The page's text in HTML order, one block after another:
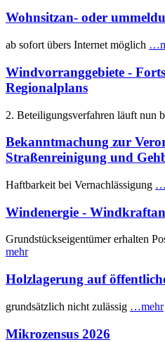
Wohnsitzan- oder
ab sofort übers Internet möglich
Windvorranggebiete -
Regionalplans
2. Beteiligungsverfahren läuft nun
Bekanntmachung zur
Straßenreinigung und
Haftbarkeit bei Vernachlässigung
Windenergie -
Grundstückseigentümer erhalten
mehr
Holzlagerung auf
grundsätzlich nicht zulässig …mehr
Mikrozensus 2026